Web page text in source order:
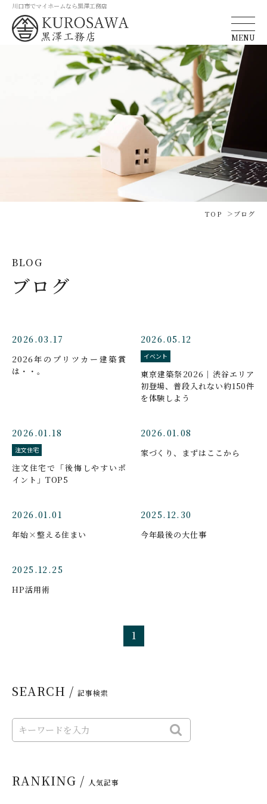
川口市でマイホームなら黒澤工務店
MENU
TOP ブログ
BLOG
ブログ
2026.03.17
2026年のプリツカー建築賞
は・・。
2026.05.12
イベント
東京建築祭2026｜渋谷エリア
初登場、普段入れない約150件
を体験しよう
2026.01.18
注文住宅
注文住宅で「後悔しやすいポ
イント」TOP5
2026.01.08
家づくり、まずはここから
2026.01.01
年始×整える住まい
2025.12.30
今年最後の大仕事
2025.12.25
HP活用術
1
SEARCH / 記事検索
RANKING / 人気記事